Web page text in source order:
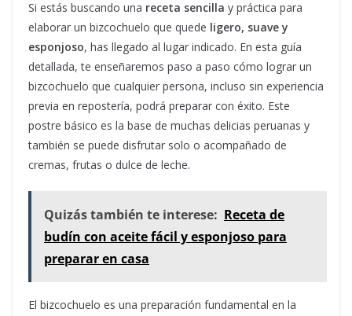
Si estás buscando una receta sencilla y práctica para
elaborar un bizcochuelo que quede ligero, suave y
esponjoso, has llegado al lugar indicado. En esta guía
detallada, te enseñaremos paso a paso cómo lograr un
bizcochuelo que cualquier persona, incluso sin experiencia
previa en repostería, podrá preparar con éxito. Este
postre básico es la base de muchas delicias peruanas y
también se puede disfrutar solo o acompañado de
cremas, frutas o dulce de leche.
Quizás también te interese: Receta de
budín con aceite fácil y esponjoso para
preparar en casa
El bizcochuelo es una preparación fundamental en la